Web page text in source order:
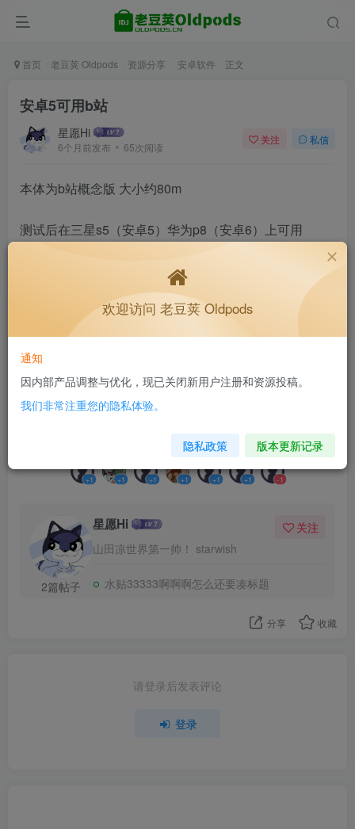
首页 老豆荚 Oldpods 资源分享 安卓软件 正文
安卓5可用b站
星愿Hi
6个月前发布 65次阅读
关注 私信
本体为b站概念版 大小约80m
测试后在三星s5（安卓5）华为p8（安卓6）上可用
账户可登录 大会员评论功能都可正常使用
已发送oldps@163.com
7人已评分
+1 +1 +1 +1 +1 +1 -1
2篇帖子
星愿Hi
山田凉世界第一帅！ starwish
关注
水贴33333啊啊啊怎么还要凑标题
分享 收藏
请登录后发表评论
登录
欢迎访问 老豆荚 Oldpods
通知
因内部产品调整与优化，现已关闭新用户注册和资源投稿。
我们非常注重您的隐私体验。
隐私政策 版本更新记录